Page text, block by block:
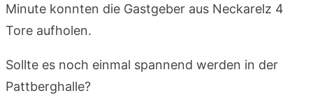
Minute konnten die Gastgeber aus Neckarelz 4
Tore aufholen.
Sollte es noch einmal spannend werden in der
Pattberghalle?